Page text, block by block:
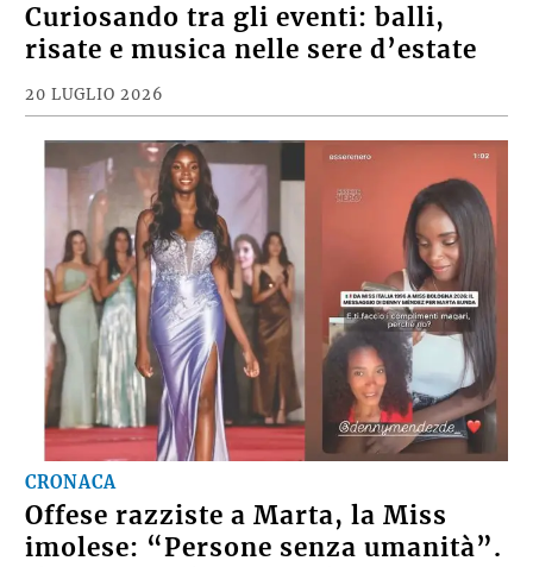
Curiosando tra gli eventi: balli,
risate e musica nelle sere d’estate
20 LUGLIO 2026
CRONACA
Offese razziste a Marta, la Miss
imolese: “Persone senza umanità”.